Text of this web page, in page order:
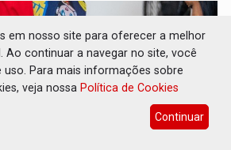
em nosso site para oferecer a melhor
Ao continuar a navegar no site, você
Para mais informações sobre
veja nossa Política de Cookies
Continuar